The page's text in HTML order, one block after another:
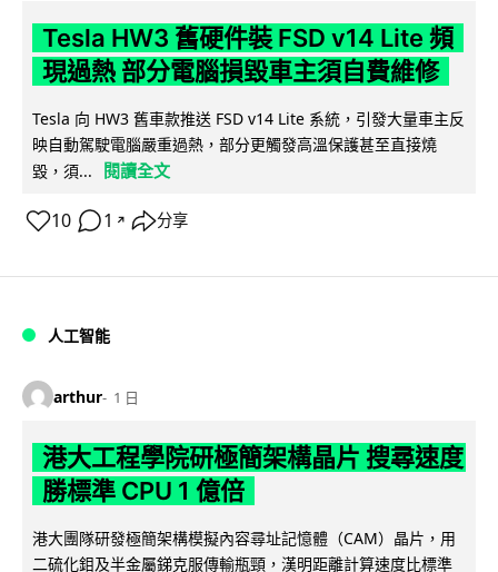
Tesla HW3 舊硬件裝 FSD v14 Lite 頻
現過熱 部分電腦損毀車主須自費維修
Tesla 向 HW3 舊車款推送 FSD v14 Lite 系統，引發大量車主反
映自動駕駛電腦嚴重過熱，部分更觸發高溫保護甚至直接燒
毀，須...
閱讀全文
10 1 ↗ 分享
人工智能
arthur 1 日
港大工程學院研極簡架構晶片 搜尋速度
勝標準 CPU 1 億倍
港大團隊研發極簡架構模擬內容尋址記憶體（CAM）晶片，用
二硫化鉬及半金屬銻克服傳輸瓶頸，漢明距離計算速度比標準